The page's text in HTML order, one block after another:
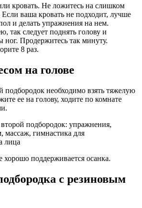
кровать. Не ложитесь на слишком
ваша кровать не подходит, лучше
и делать упражнения на нем.
так следует поднять голову и
ног. Продержитесь так минуту.
8 раз.
на голове
необходимо взять тяжелую
ее на голову, ходите по комнате
хорошо поддерживается осанка.
с резиновым